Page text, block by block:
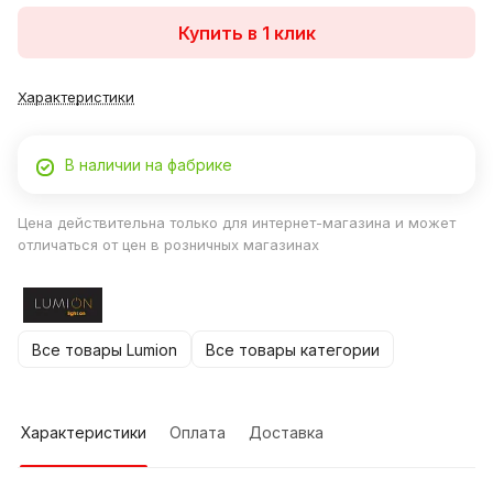
Купить в 1 клик
Характеристики
В наличии на фабрике
Цена действительна только для интернет-магазина и может
отличаться от цен в розничных магазинах
Все товары Lumion Все товары категории
Характеристики Оплата Доставка